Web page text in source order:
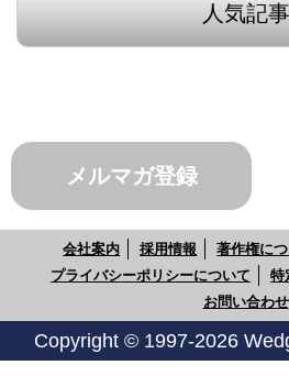
人気記事
メルマガ登録
会社案内 採用情報 著作権に
プライバシーポリシーについて
特
お問い合わせ
Copyright © 1997-2026